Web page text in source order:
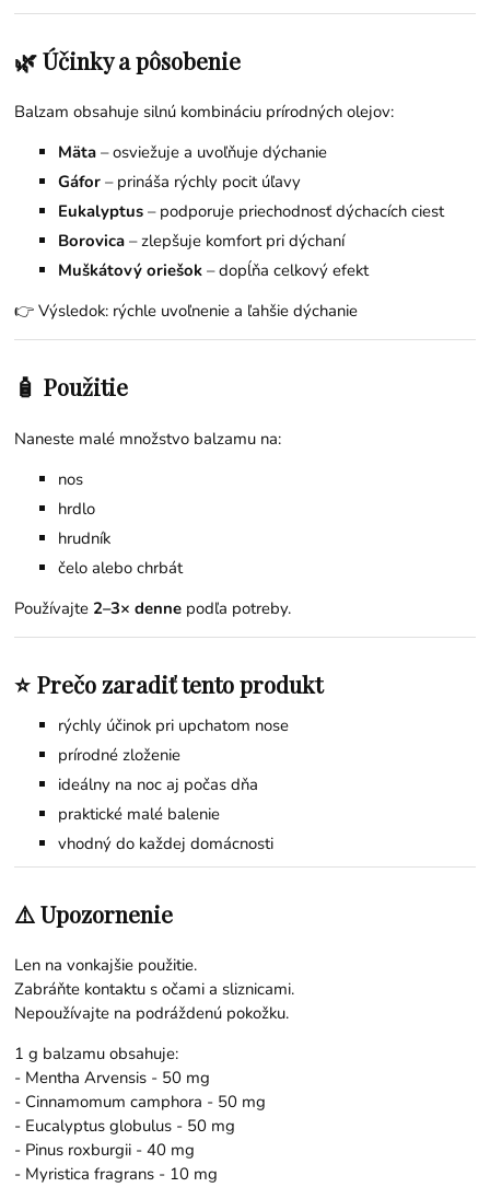
🌿 Účinky a pôsobenie
Balzam obsahuje silnú kombináciu prírodných olejov:
Mäta – osviežuje a uvoľňuje dýchanie
Gáfor – prináša rýchly pocit úľavy
Eukalyptus – podporuje priechodnosť dýchacích ciest
Borovica – zlepšuje komfort pri dýchaní
Muškátový oriešok – dopĺňa celkový efekt
👉 Výsledok: rýchle uvoľnenie a ľahšie dýchanie
🧴 Použitie
Naneste malé množstvo balzamu na:
nos
hrdlo
hrudník
čelo alebo chrbát
Používajte 2–3× denne podľa potreby.
⭐ Prečo zaradiť tento produkt
rýchly účinok pri upchatom nose
prírodné zloženie
ideálny na noc aj počas dňa
praktické malé balenie
vhodný do každej domácnosti
⚠️ Upozornenie
Len na vonkajšie použitie.
Zabráňte kontaktu s očami a sliznicami.
Nepoužívajte na podráždenú pokožku.
1 g balzamu obsahuje:
- Mentha Arvensis - 50 mg
- Cinnamomum camphora - 50 mg
- Eucalyptus globulus - 50 mg
- Pinus roxburgii - 40 mg
- Myristica fragrans - 10 mg